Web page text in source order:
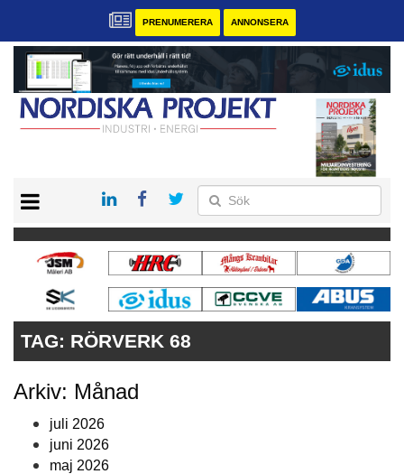
PRENUMERERA ANNONSERA
KONTAKT
VÅRA ANDRA MAGASIN
PRENUMERERA
ANNONSERA
TAG: RÖRVERK 68
Arkiv: Månad
juli 2026
juni 2026
maj 2026